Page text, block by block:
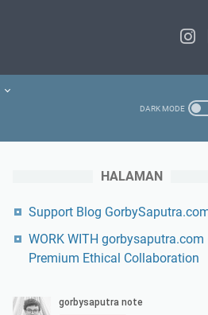
HALAMAN
Support Blog
WORK WITH
Premium Ethical Collaboration